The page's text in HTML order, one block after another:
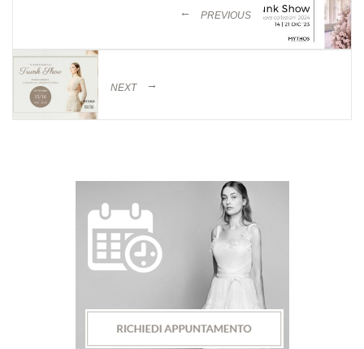
← PREVIOUS
NEXT →